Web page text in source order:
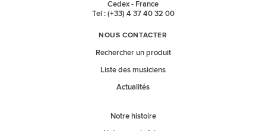
Cedex - France
Tel : (+33) 4 37 40 32 00
NOUS CONTACTER
Rechercher un produit
Liste des musiciens
Actualités
Notre histoire